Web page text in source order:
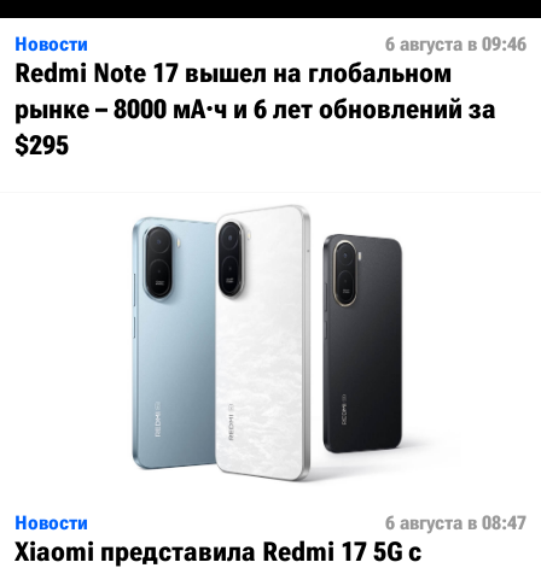
Новости 6 августа в 09:46
Redmi Note 17 вышел на глобальном
рынке – 8000 мА·ч и 6 лет обновлений за
$295
Новости 6 августа в 08:47
Xiaomi представила Redmi 17 5G с